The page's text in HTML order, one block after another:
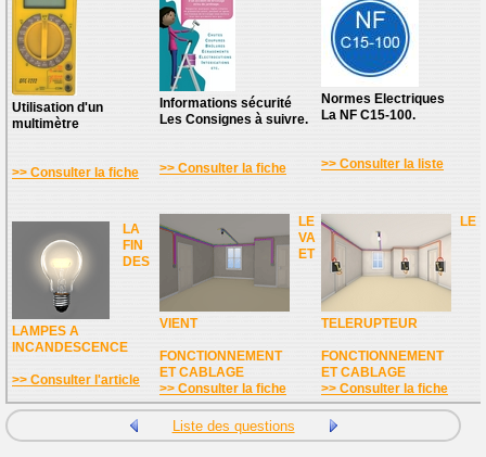
Utilisation d'un
multimètre
>> Consulter la fiche
Informations sécurité
Les Consignes à suivre.
>> Consulter la fiche
Normes Electriques
La NF C15-100.
>> Consulter la liste
LA
FIN
DES
LAMPES A
INCANDESCENCE
>> Consulter l'article
LE
VA
ET
VIENT
FONCTIONNEMENT
ET CABLAGE
>> Consulter la fiche
LE
TELERUPTEUR
FONCTIONNEMENT
ET CABLAGE
>> Consulter la fiche
Liste des questions